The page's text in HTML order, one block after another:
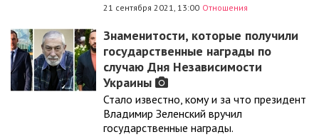
21 сентября 2021, 13:00 Отношения
Знаменитости, которые получили
государственные награды по
случаю Дня Независимости
Украины
Стало известно, кому и за что президент
Владимир Зеленский вручил
государственные награды.